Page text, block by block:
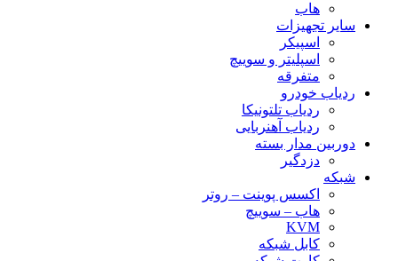
هاب
سایر تجهیزات
اسپیکر
اسپلیتر و سوییچ
متفرقه
ردیاب خودرو
ردیاب تلتونیکا
ردیاب آهنربایی
دوربین مدار بسته
دزدگیر
شبکه
اکسس پوینت – روتر
هاب – سوییچ
KVM
کابل شبکه